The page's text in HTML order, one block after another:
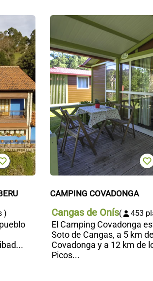
Apartamentos
El Corberu
)
CAMPING COVADONGA
Cangas de Onís( 453
El Camping Covadonga
Soto de Cangas, a 5 km de
Covadonga y a 12 km de
Picos...